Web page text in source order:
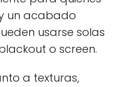
un acabado
usarse solas
o screen.
a texturas,